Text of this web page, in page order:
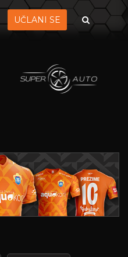
UČLANI SE